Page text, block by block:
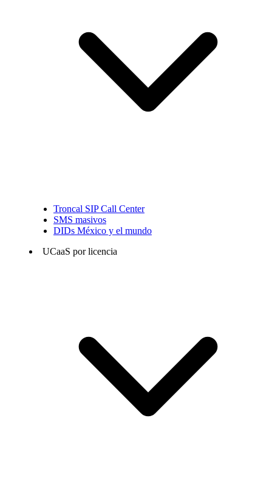
Troncal SIP Call Center
SMS masivos
DIDs México y el mundo
UCaaS por licencia